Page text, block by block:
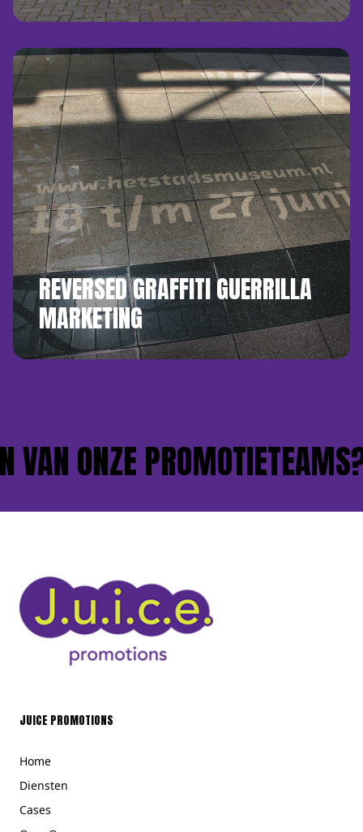
REVERSED GRAFFITI GUERRILLA
MARKETING
ONZE PROMOTIETEAMS?
JUICE PROMOTIONS
Home
Diensten
Cases